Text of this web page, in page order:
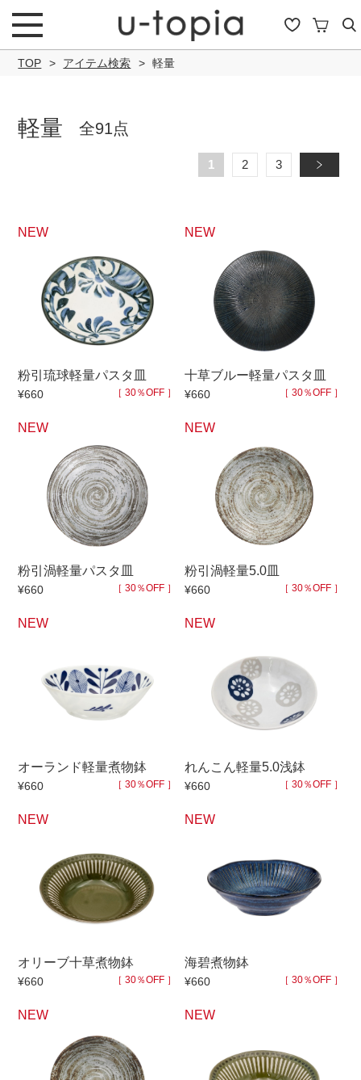
こだわり条件で絞り込み
キーワード
商品タイプ
通常商品 OUTLET
セール
50％OFF～ 60％OFF
アイテム
小皿 中皿・取皿
カレー皿・パスタ皿 ランチプレート・仕切皿
長皿・さんま皿 付出皿
ご飯茶碗
小丼 ラーメン鉢・中華食器
ポット 急須
ロックカップ タンブラー
徳利・盃 徳利
そば徳利 汁椀・漆器
箸・カトラリー
置物 アフロビューティ
価格
500円未満 99円未満 100円～
TOP アイテム検索 軽量
軽量 全91点
1 2 3
NEW
粉引琉球軽量パスタ皿
¥660 ［ 30％OFF ］
NEW
十草ブルー軽量パスタ皿
¥660 ［ 30％OFF ］
NEW
粉引渦軽量パスタ皿
¥660 ［ 30％OFF ］
NEW
粉引渦軽量5.0皿
¥660 ［ 30％OFF ］
NEW
オーランド軽量煮物鉢
¥660 ［ 30％OFF ］
NEW
れんこん軽量5.0浅鉢
¥660 ［ 30％OFF ］
NEW
オリーブ十草煮物鉢
¥660 ［ 30％OFF ］
NEW
海碧煮物鉢
¥660 ［ 30％OFF ］
NEW NEW